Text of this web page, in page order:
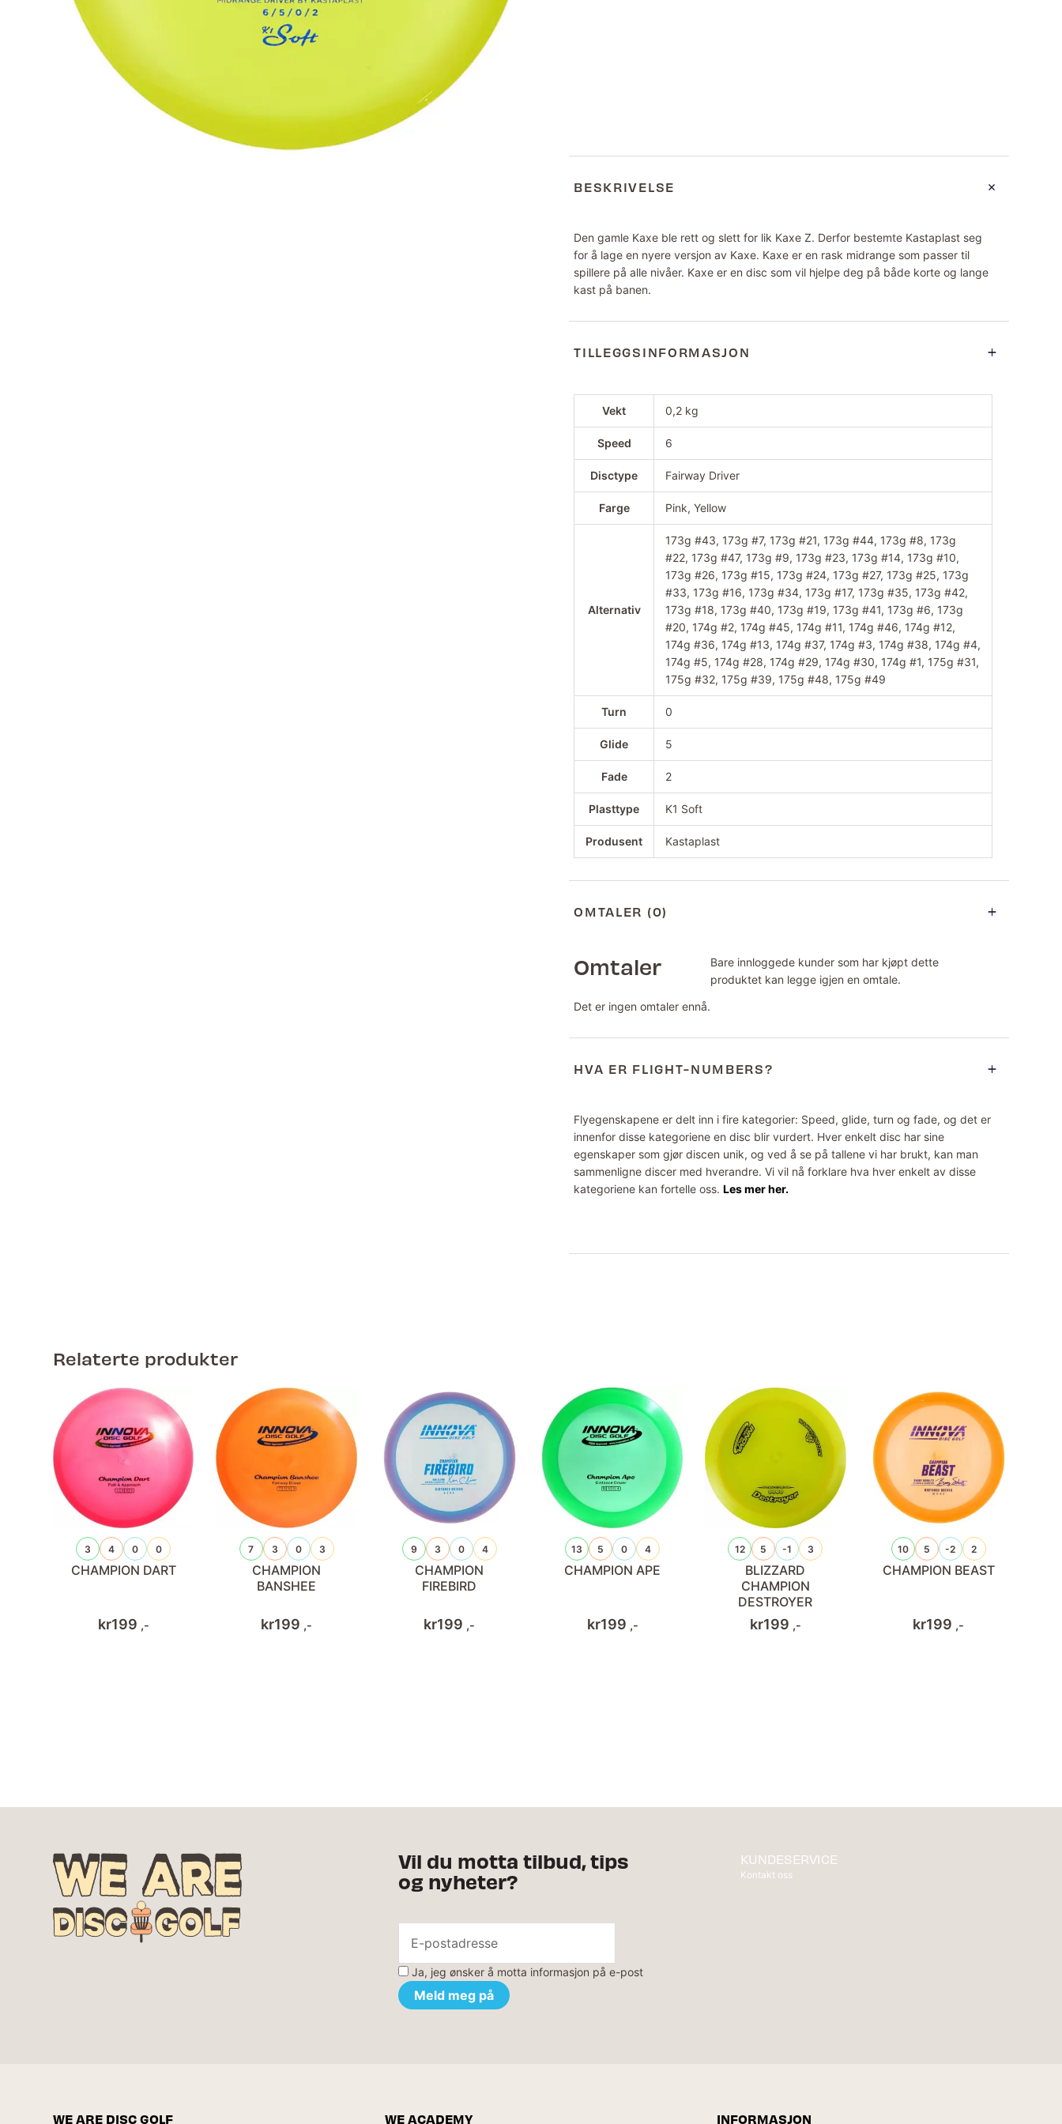
BESKRIVELSE
Den gamle Kaxe ble rett og slett for lik Kaxe Z. Derfor bestemte Kastaplast seg
for å lage en nyere versjon av Kaxe. Kaxe er en rask midrange som passer til
spillere på alle nivåer. Kaxe er en disc som vil hjelpe deg på både korte og lange
kast på banen.
TILLEGGSINFORMASJON
Vekt 0,2 kg
Speed 6
Disctype Fairway Driver
Farge Pink, Yellow
Alternativ
173g #43, 173g #7, 173g #21, 173g #44, 173g #8, 173g
#22, 173g #47, 173g #9, 173g #23, 173g #14, 173g #10,
173g #26, 173g #15, 173g #24, 173g #27, 173g #25, 173g
#33, 173g #16, 173g #34, 173g #17, 173g #35, 173g #42,
173g #18, 173g #40, 173g #19, 173g #41, 173g #6, 173g
#20, 174g #2, 174g #45, 174g #11, 174g #46, 174g #12,
174g #36, 174g #13, 174g #37, 174g #3, 174g #38, 174g #4,
174g #5, 174g #28, 174g #29, 174g #30, 174g #1, 175g #31,
175g #32, 175g #39, 175g #48, 175g #49
Turn 0
Glide 5
Fade 2
Plasttype K1 Soft
Produsent Kastaplast
OMTALER (0)
Omtaler
Det er ingen omtaler ennå.
Bare innloggede kunder som har kjøpt dette
produktet kan legge igjen en omtale.
HVA ER FLIGHT-NUMBERS?
Flyegenskapene er delt inn i fire kategorier: Speed, glide, turn og fade, og det er
innenfor disse kategoriene en disc blir vurdert. Hver enkelt disc har sine
egenskaper som gjør discen unik, og ved å se på tallene vi har brukt, kan man
sammenligne discer med hverandre. Vi vil nå forklare hva hver enkelt av disse
kategoriene kan fortelle oss.Les mer her.
Relaterte produkter
3 4 0 0
CHAMPION DART
kr199 ,-
7 3 0 3
CHAMPION
BANSHEE
kr199 ,-
9 3 0 4
CHAMPION
FIREBIRD
kr199 ,-
13 5 0 4
CHAMPION APE
kr199 ,-
12 5 -1 3
BLIZZARD
CHAMPION
DESTROYER
kr199 ,-
10 5 -2 2
CHAMPION BEAST
kr199 ,-
Vil du motta tilbud, tips
og nyheter?
Ja, jeg ønsker å motta informasjon på e-post
KUNDESERVICE
Kontakt oss
WE ARE DISC GOLF WE ACADEMY INFORMASJON